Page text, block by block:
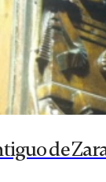
de